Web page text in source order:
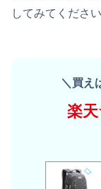
してみてください
＼買え
楽